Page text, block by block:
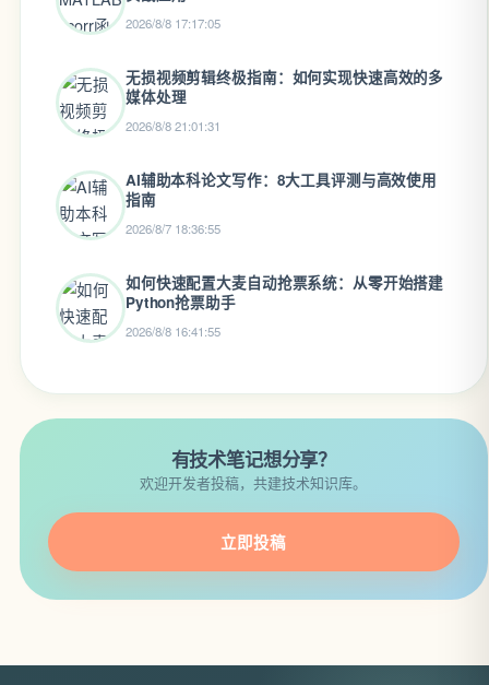
2026/8/8 17:17:05
无损视频剪辑终极指南：如何实现快速高效的多
媒体处理
2026/8/8 21:01:31
AI辅助本科论文写作：8大工具评测与高效使用
指南
2026/8/7 18:36:55
如何快速配置大麦自动抢票系统：从零开始搭建
Python抢票助手
2026/8/8 16:41:55
有技术笔记想分享？
欢迎开发者投稿，共建技术知识库。
立即投稿